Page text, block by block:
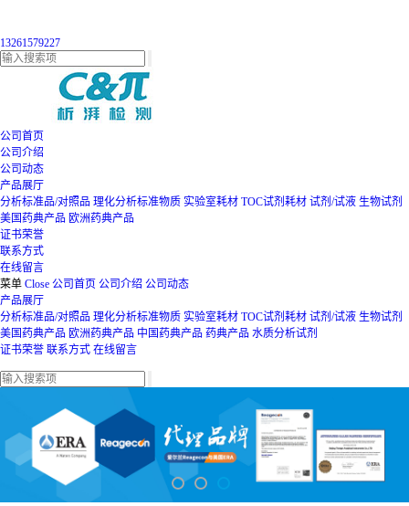
13261579227
公司首页
公司介绍
公司动态
产品展厅
分析标准品/对照品 理化分析标准物质 实验室耗材 TOC试剂耗材 试剂/试液 生物试剂
美国药典产品 欧洲药典产品
证书荣誉
联系方式
在线留言
菜单 Close 公司首页 公司介绍 公司动态
产品展厅
分析标准品/对照品 理化分析标准物质 实验室耗材 TOC试剂耗材 试剂/试液 生物试剂
美国药典产品 欧洲药典产品 中国药典产品 药典产品 水质分析试剂
证书荣誉 联系方式 在线留言